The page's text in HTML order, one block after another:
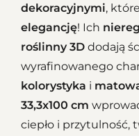
dekoracyjnymi,
elegancję! Ich
roślinny 3D dodają
wyrafinowanego
kolorystyka i
33,3x100 cm
ciepło i przytulność,